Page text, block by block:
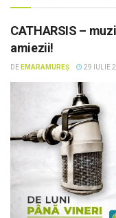
CATHARSIS –
amiezii!
DE EMARAMUREȘ 29 IULIE